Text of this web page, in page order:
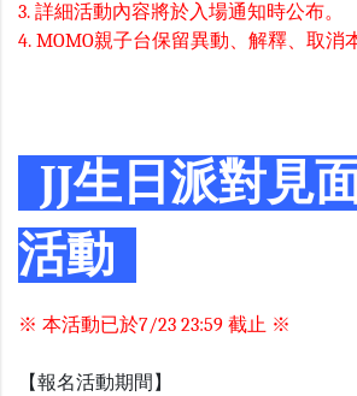
3. 詳細活動內容將於入場通知時公布。
4. MOMO親子台保留異動、解釋、取消
JJ生日派對見
活動
※ 本活動已於7/23 23:59 截止 ※
【報名活動期間】